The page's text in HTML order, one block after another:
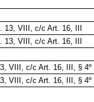
13, VIII, c/c Art. 16, III
13, VIII, c/c Art. 16, III
VIII, c/c Art. 16, III, § 4º
VIII, c/c Art. 16, III, § 4º